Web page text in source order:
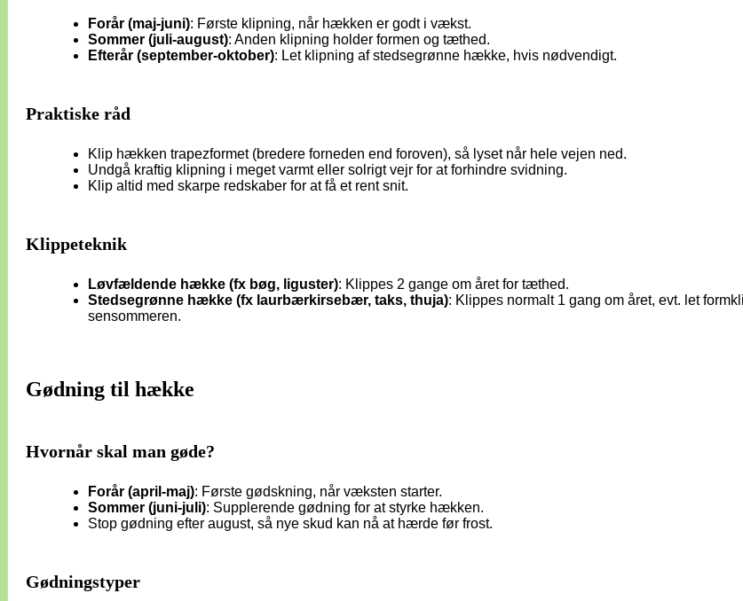
Forår (maj-juni): Første klipning, når hækken er godt i vækst.
Sommer (juli-august): Anden klipning holder formen og tæthed.
Efterår (september-oktober): Let klipning af stedsegrønne hække, hvis nødvendigt.
Praktiske råd
Klip hækken trapezformet (bredere forneden end foroven), så lyset når hele vejen ned.
Undgå kraftig klipning i meget varmt eller solrigt vejr for at forhindre svidning.
Klip altid med skarpe redskaber for at få et rent snit.
Klippeteknik
Løvfældende hække (fx bøg, liguster): Klippes 2 gange om året for tæthed.
Stedsegrønne hække (fx laurbærkirsebær, taks, thuja): Klippes normalt 1 gang om året, evt. let
sensommeren.
Gødning til hække
Hvornår skal man gøde?
Forår (april-maj): Første gødskning, når væksten starter.
Sommer (juni-juli): Supplerende gødning for at styrke hækken.
Stop gødning efter august, så nye skud kan nå at hærde før frost.
Gødningstyper